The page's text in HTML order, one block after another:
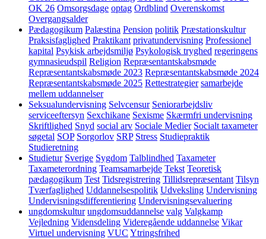
OK 26 Omsorgsdage optag Ordblind Overenskomst
Overgangsalder
Pædagogikum Palæstina Pension politik Præstationskultur
Praksisfaglighed Praktikant privatundervisning Professionel
kapital Psykisk arbejdsmiljø Psykologisk tryghed regeringens
gymnasieudspil Religion Repræsentantskabsmøde
Repræsentantskabsmøde 2023 Repræsentantskabsmøde 2024
Repræsentantskabsmøde 2025 Rettestrategier samarbejde
mellem uddannelser
Seksualundervisning Selvcensur Seniorarbejdsliv
serviceeftersyn Sexchikane Sexisme Skærmfri undervisning
Skriftlighed Snyd social arv Sociale Medier Socialt taxameter
søgetal SOP Sorgorlov SRP Stress Studiepraktik
Studieretning
Studietur Sverige Sygdom Talblindhed Taxameter
Taxameterordning Teamsamarbejde Tekst Teoretisk
pædagogikum Test Tidsregistrering Tillidsrepræsentant Tilsyn
Tværfaglighed Uddannelsespolitik Udveksling Undervisning
Undervisningsdifferentiering Undervisningsevaluering
ungdomskultur ungdomsuddannelse valg Valgkamp
Vejledning Vidensdeling Videregående uddannelse Vikar
Virtuel undervisning VUC Ytringsfrihed